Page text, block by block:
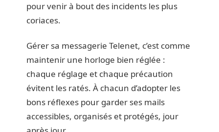
pour venir à bout des incidents les plus
coriaces.
Gérer sa messagerie Telenet, c’est comme
maintenir une horloge bien réglée :
chaque réglage et chaque précaution
évitent les ratés. À chacun d’adopter les
bons réflexes pour garder ses mails
accessibles, organisés et protégés, jour